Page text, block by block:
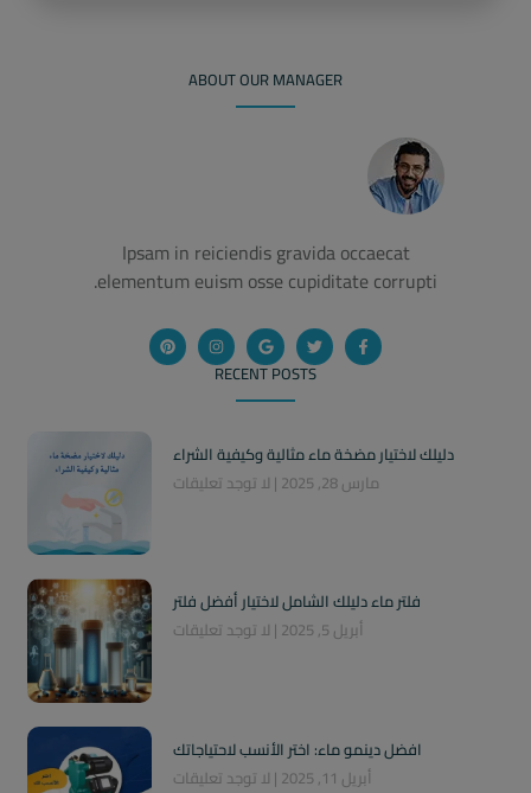
ABOUT OUR MANAGER
Ipsam in reiciendis gravida occaecat
elementum euism osse cupiditate corrupti.
RECENT POSTS
دليلك لاختيار مضخة ماء مثالية وكيفية الشراء
مارس 28, 2025
لا توجد تعليقات
فلتر ماء دليلك الشامل لاختيار أفضل فلتر
أبريل 5, 2025
لا توجد تعليقات
افضل دينمو ماء: اختر الأنسب لاحتياجاتك
أبريل 11, 2025
لا توجد تعليقات